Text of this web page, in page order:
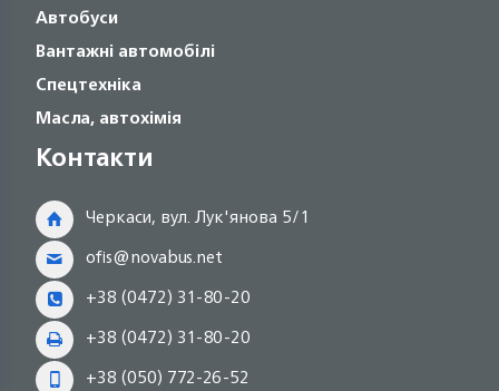
Автобуси
Вантажні автомобілі
Спецтехніка
Масла, автохімія
Контакти
Черкаси, вул. Лук'янова 5/1
ofis@novabus.net
+38 (0472) 31-80-20
+38 (0472) 31-80-20
+38 (050) 772-26-52